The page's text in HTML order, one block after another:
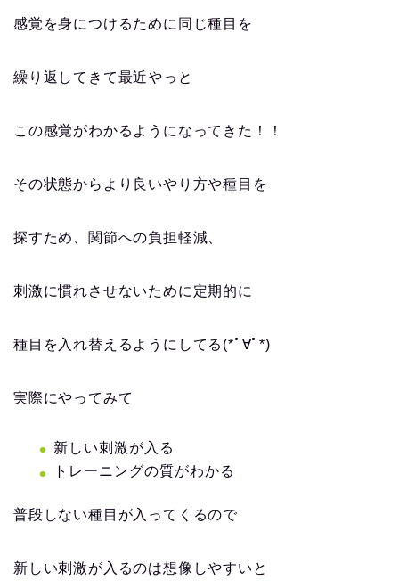
感覚を身につけるために同じ種目を
繰り返してきて最近やっと
この感覚がわかるようになってきた！！
その状態からより良いやり方や種目を
探すため、関節への負担軽減、
刺激に慣れさせないために定期的に
種目を入れ替えるようにしてる(*ﾟ∀ﾟ*)
実際にやってみて
新しい刺激が入る
トレーニングの質がわかる
普段しない種目が入ってくるので
新しい刺激が入るのは想像しやすいと